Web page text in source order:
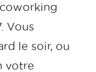
coworking
Vous
le soir, ou
votre